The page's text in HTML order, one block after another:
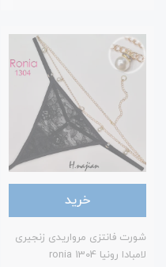
خرید
شورت فانتزی مرواریدی زنجیری
لامبادا رونیا 1304 ronia